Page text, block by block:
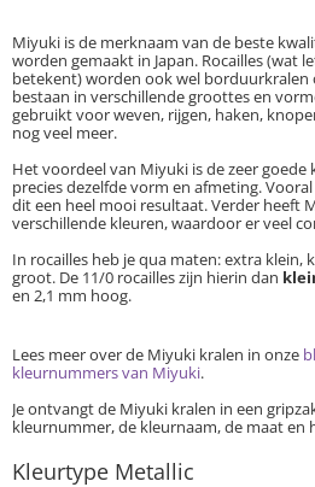
Miyuki is de merknaam van de beste
worden gemaakt in Japan. Rocailles (wat
betekent) worden ook wel borduurkralen
bestaan in verschillende groottes en
gebruikt voor weven, rijgen, haken,
nog veel meer.
Het voordeel van Miyuki is de zeer
precies dezelfde vorm en afmeting.
dit een heel mooi resultaat. Verder heeft
verschillende kleuren, waardoor er veel
In rocailles heb je qua maten: extra klein,
groot. De 11/0 rocailles zijn hierin dan
en 2,1 mm hoog.
Lees meer over de Miyuki kralen in onze
kleurnummers van Miyuki.
Je ontvangt de Miyuki kralen in een
kleurnummer, de kleurnaam, de maat en
Kleurtype Metallic